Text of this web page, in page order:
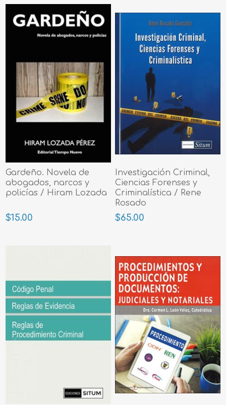
Gardeño. Novela de
abogados, narcos y
policías / Hiram Lozada
$15.00
Investigación Criminal,
Ciencias Forenses y
Criminalística / Rene
Rosado
$65.00